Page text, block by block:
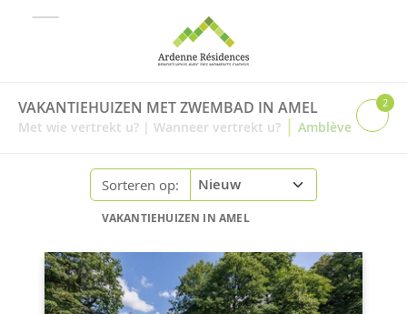
VAKANTIEHUIZEN MET ZWEMBAD IN AMEL
Met wie vertrekt u? | Wanneer vertrekt u? | Amblève
2
Sorteren op:
VAKANTIEHUIZEN IN AMEL